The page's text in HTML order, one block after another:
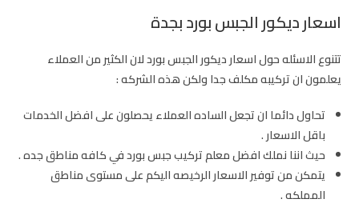
اسعار ديكور الجبس بورد بجدة
تتنوع الاسئله حول اسعار ديكور الجبس بورد لان الكثير من العملاء
يعلمون ان تركيبه مكلف جدا ولكن هذه الشركه :
تحاول دائما ان تجعل الساده العملاء يحصلون على افضل الخدمات
باقل الاسعار .
حيث اننا نملكافضل معلم تركيب جبس بوردفي كافه مناطق جده .
يتمكن من توفير الاسعار الرخيصه اليكم على مستوى مناطق
المملكه .